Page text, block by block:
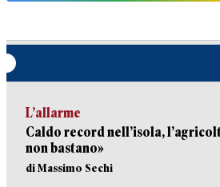
L’allarme
Caldo record nell’isola,
non bastano»
di Massimo Sechi